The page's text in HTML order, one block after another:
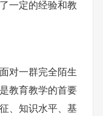
一定的经验和教
对一群完全陌生
教育教学的首要
、知识水平、基